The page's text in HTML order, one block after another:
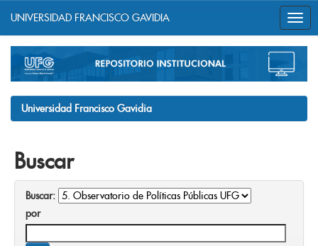
navigation
UNIVERSIDAD FRANCISCO GAVIDIA
Universidad Francisco Gavidia
Buscar
Buscar:
por